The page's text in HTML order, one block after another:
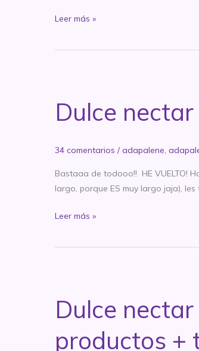
Dulce
anti-
y
the
Leer más »
Dulce
34 comentarios /adapalene,
Bastaaa de todooo!! HE VUELTO!
largo, porque ES muy largo jaja),
Dulce
anti-
Leer más »
Dulce
productos +